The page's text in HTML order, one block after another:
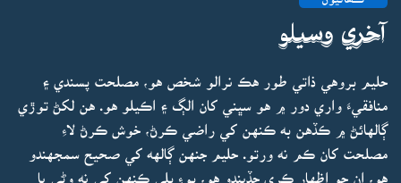
آخري وسيلو
حليم بروهي ذاتي طور هڪ نرالو شخص هو، مصلحت پسندي ۽
منافقيءَ واري دور ۾ هو سڀني کان الڳ ۽ اڪيلو هو. هن لکڻ توڙي
ڳالهائڻ ۾ ڪڏهن به ڪنهن کي راضي ڪرڻ، خوش ڪرڻ لاءِ
مصلحت کان ڪم نه ورتو. حليم جنهن ڳالهه کي صحيح سمجهندو
هو، ان جو اظهار ڪري ڇڏيندو هو، پوءِ ڀلي ڪنهن کي نه وڻي يا